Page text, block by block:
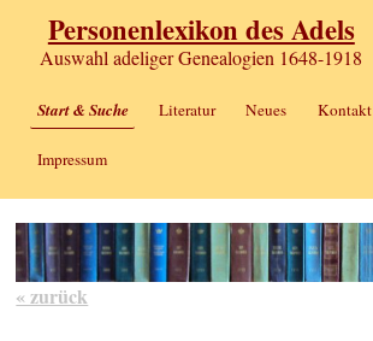
Personenlexikon des Adels
Auswahl adeliger Genealogien 1648-1918
Start & Suche Literatur Neues Kontakt
Impressum
« zurück